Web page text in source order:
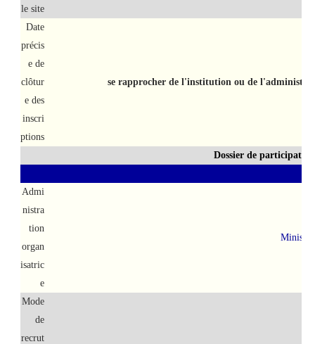
le site
Date
précis
e de
clôtur
e des
inscri
ptions
se rapprocher de l'institution ou de
Dossier de
Admi
nistra
tion
organ
isatric
e
Mode
de
recrut